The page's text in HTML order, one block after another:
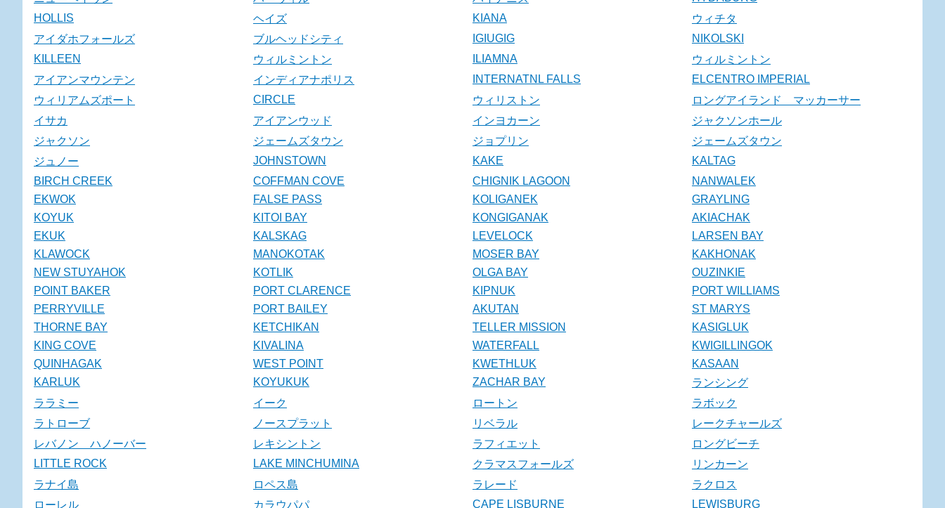
HOLLIS
ヘイズ KIANA
ウィチタ
アイダホフォールズ
ブルヘッドシティ IGIUGIG
NIKOLSKI
KILLEEN
ウィルミントン ILIAMNA
ウィルミントン
アイアンマウンテン
インディアナポリス INTERNATNL FALLS
ELCENTRO IMPERIAL
ウィリアムズポート
CIRCLE ウィリストン
ロングアイランド マッカーサー
イサカ
アイアンウッド インヨカーン
ジャクソンホール
ジャクソン
ジェームズタウン ジョプリン
ジェームズタウン
ジュノー
JOHNSTOWN KAKE
KALTAG
BIRCH CREEK
COFFMAN COVE CHIGNIK LAGOON
NANWALEK
EKWOK
FALSE PASS KOLIGANEK
GRAYLING
KOYUK
KITOI BAY KONGIGANAK
AKIACHAK
EKUK
KALSKAG LEVELOCK
LARSEN BAY
KLAWOCK
MANOKOTAK MOSER BAY
KAKHONAK
NEW STUYAHOK
KOTLIK OLGA BAY
OUZINKIE
POINT BAKER
PORT CLARENCE KIPNUK
PORT WILLIAMS
PERRYVILLE
PORT BAILEY AKUTAN
ST MARYS
THORNE BAY
KETCHIKAN TELLER MISSION
KASIGLUK
KING COVE
KIVALINA WATERFALL
KWIGILLINGOK
QUINHAGAK
WEST POINT KWETHLUK
KASAAN
KARLUK
KOYUKUK ZACHAR BAY
ランシング
ララミー
イーク ロートン
ラボック
ラトローブ
ノースプラット リベラル
レークチャールズ
レバノン ハノーバー
レキシントン ラフィエット
ロングビーチ
LITTLE ROCK
LAKE MINCHUMINA クラマスフォールズ
リンカーン
ラナイ島
ロペス島 ラレード
ラクロス
ローレル
カラウパパ CAPE LISBURNE LEWISBURG